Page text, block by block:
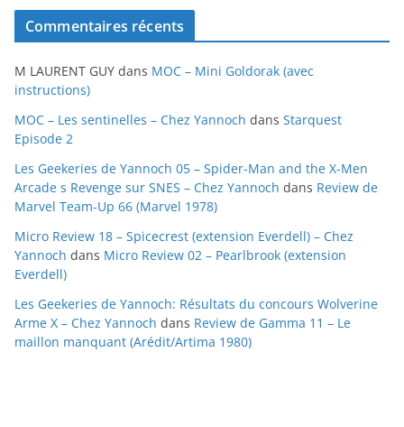
c
v
e
s
Commentaires récents
M LAURENT GUY dans MOC – Mini Goldorak (avec
instructions)
MOC – Les sentinelles – Chez Yannoch dans Starquest
Episode 2
Les Geekeries de Yannoch 05 – Spider-Man and the X-Men
Arcade s Revenge sur SNES – Chez Yannoch dans Review de
Marvel Team-Up 66 (Marvel 1978)
Micro Review 18 – Spicecrest (extension Everdell) – Chez
Yannoch dans Micro Review 02 – Pearlbrook (extension
Everdell)
Les Geekeries de Yannoch: Résultats du concours Wolverine
Arme X – Chez Yannoch dans Review de Gamma 11 – Le
maillon manquant (Arédit/Artima 1980)